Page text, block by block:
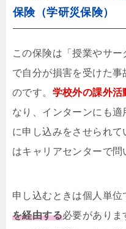
保険（学研災保険）
この保険は「授業やサ
で自分が損害を受けた
のです。 学校外の課外活
なり、インターンにも
に申し込みをさせられ
はキャリアセンターで問
申し込むときは個人単位
を経由する必要がありま